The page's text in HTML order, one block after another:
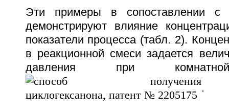
Эти примеры в сопоставлении
демонстрируют влияние
показатели процесса (табл. 2).
в реакционной смеси задается
давления при
.